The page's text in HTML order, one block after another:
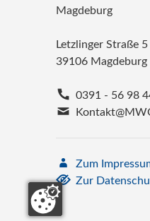
Magdeburg
Letzlinger Straße 5
39106 Magdeburg
0391 - 56 98
Zum
Zur